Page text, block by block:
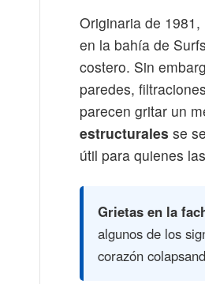
Originaria de
en la bahía de
costero. Sin
paredes,
parecen gritar un
estructurales se
útil para quienes
Grietas en la
algunos de los
corazón